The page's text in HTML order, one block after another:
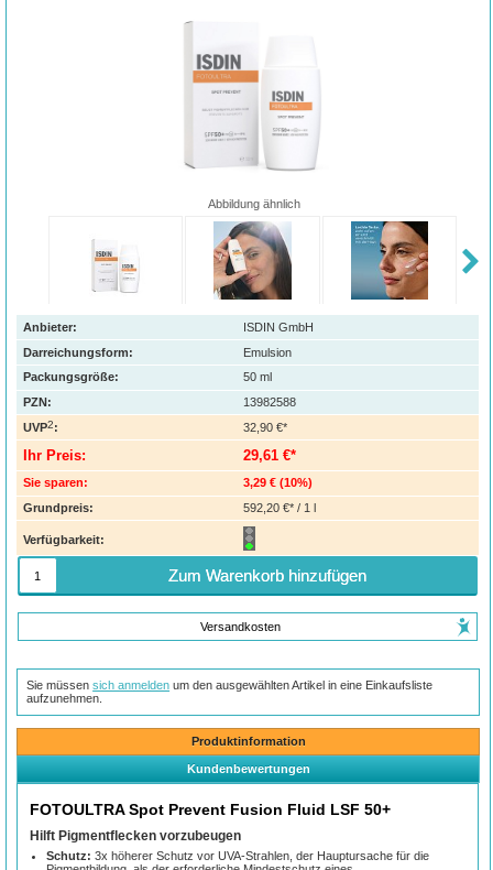
Abbildung ähnlich
Anbieter:
ISDIN GmbH
Darreichungsform:
Emulsion
Packungsgröße:
50 ml
PZN:
13982588
UVP2: 32,90 €*
Ihr Preis: 29,61 €*
Sie sparen: 3,29 € (10%)
Grundpreis:
592,20 €* / 1 l
Verfügbarkeit:
Zum Warenkorb hinzufügen
Versandkosten
Sie müssensich anmelden um den ausgewählten Artikel in eine Einkaufsliste
aufzunehmen.
Produktinformation
Kundenbewertungen
FOTOULTRA Spot Prevent Fusion Fluid LSF 50+
Hilft Pigmentflecken vorzubeugen
Schutz: 3x höherer Schutz vor UVA-Strahlen, der Hauptursache für die